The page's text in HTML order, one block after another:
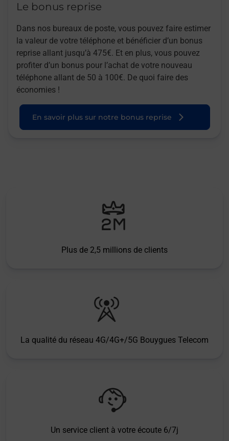
Le bonus reprise
Dans nos bureaux de poste, vous pouvez faire estimer
la valeur de votre téléphone et bénéficier d’un bonus
reprise allant jusqu’à 475€. Et en plus, vous pouvez
profiter d’un bonus pour l’achat de votre nouveau
téléphone allant de 50 à 100€. De quoi faire des
économies !
En savoir plus sur notre bonus reprise
Plus de 2,5 millions de clients
La qualité du réseau 4G/4G+/5G Bouygues Telecom
Un service client à votre écoute 6/7j